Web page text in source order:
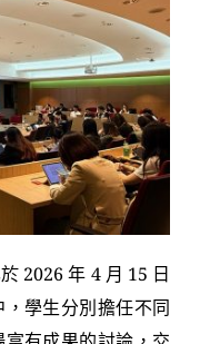
2026 年 4 月 15 日
學生分別擔任不同